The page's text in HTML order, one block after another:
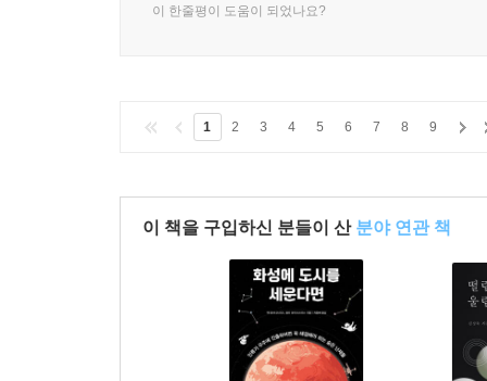
이 한줄평이 도움이 되었나요?
1 2 3 4 5 6 7 8 9
이 책을 구입하신 분들이 산 분야 연관 책